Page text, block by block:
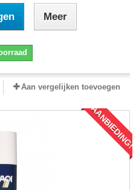
Meer
Aan vergelijken toevoegen
AANBIEDING!